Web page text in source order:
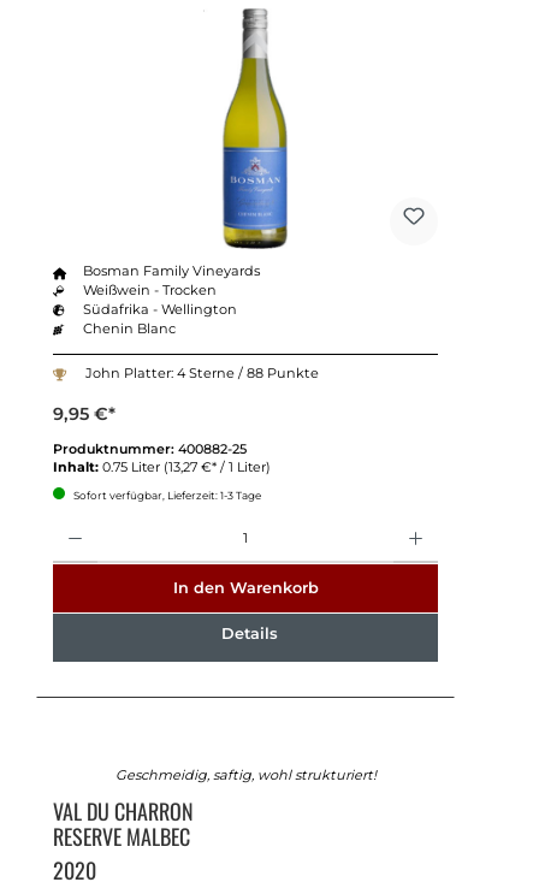
Bosman Family Vineyards
Weißwein - Trocken
Südafrika - Wellington
Chenin Blanc
John Platter: 4 Sterne / 88 Punkte
9,95 €*
Produktnummer: 400882-25
Inhalt: 0.75 Liter (13,27 €* / 1 Liter)
Sofort verfügbar, Lieferzeit: 1-3 Tage
In den Warenkorb
Details
Geschmeidig, saftig, wohl strukturiert!
VAL DU CHARRON
RESERVE MALBEC
2020